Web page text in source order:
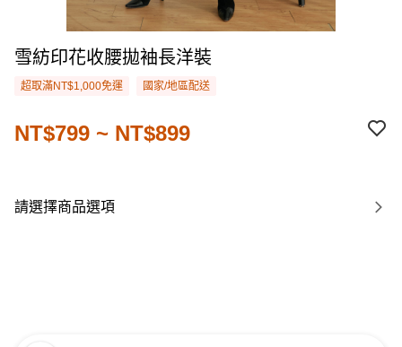
雪紡印花收腰拋袖長洋裝
超取滿NT$1,000免運 國家/地區配送
NT$799 ~ NT$899
請選擇商品選項